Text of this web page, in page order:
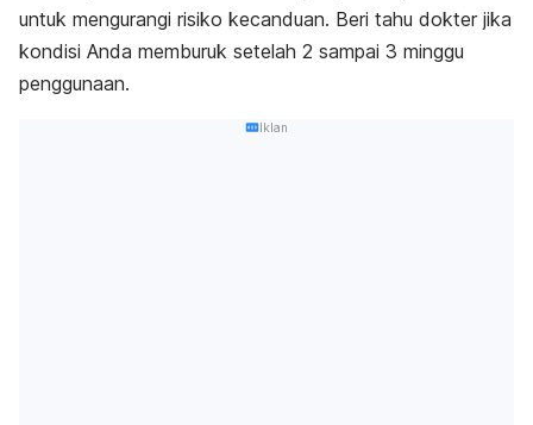
untuk mengurangi risiko kecanduan. Beri tahu dokter jika
kondisi Anda memburuk setelah 2 sampai 3 minggu
penggunaan.
Iklan